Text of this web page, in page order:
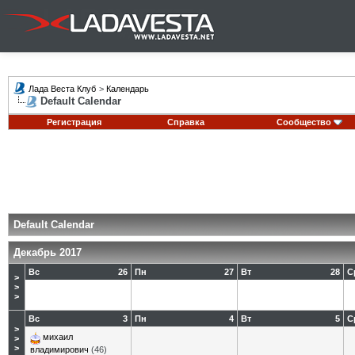
Лада Веста Клуб > Календарь
Default Calendar
Регистрация Справка Сообщество
Default Calendar
Декабрь 2017
>
>
>
26
Вс 27
Пн 28
Вт
>
>
>
3
Вс
михаил
владимирович (46)
4
Пн 5
Вт